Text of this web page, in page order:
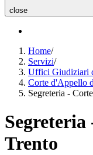
close
Home/
Servizi/
Uffici Giudiziari
Corte d'Appello
Segreteria -
Trento